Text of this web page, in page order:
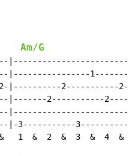
Am/G
|----------------
|----------2-----------
|-------2-----------
|-3-----------3----------
1  &  2  &  3  &  4  &